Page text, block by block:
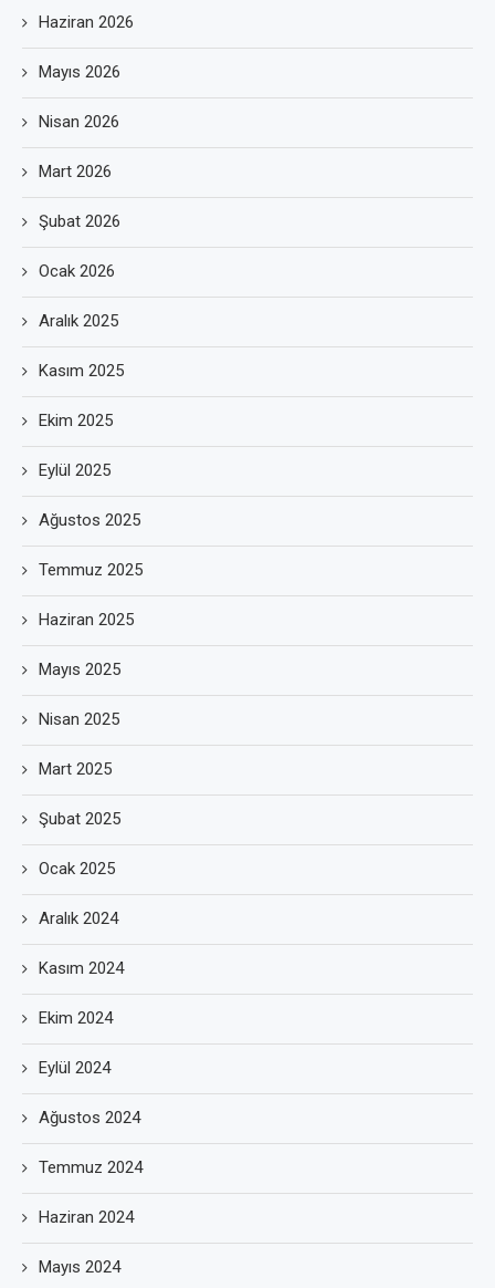
Haziran 2026
Mayıs 2026
Nisan 2026
Mart 2026
Şubat 2026
Ocak 2026
Aralık 2025
Kasım 2025
Ekim 2025
Eylül 2025
Ağustos 2025
Temmuz 2025
Haziran 2025
Mayıs 2025
Nisan 2025
Mart 2025
Şubat 2025
Ocak 2025
Aralık 2024
Kasım 2024
Ekim 2024
Eylül 2024
Ağustos 2024
Temmuz 2024
Haziran 2024
Mayıs 2024